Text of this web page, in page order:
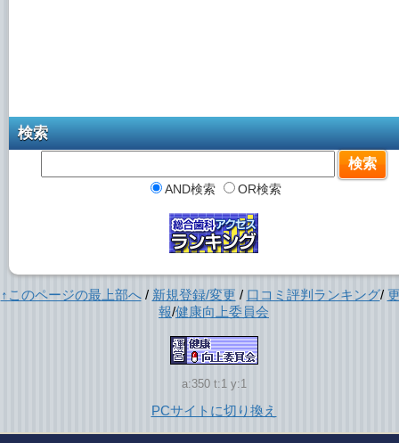
検索
AND検索 OR検索
↑このページの最上部へ/ 新規登録/変更 / 口コミ評判ランキング/
報/健康向上委員会
a:350 t:1 y:1
PCサイトに切り換え